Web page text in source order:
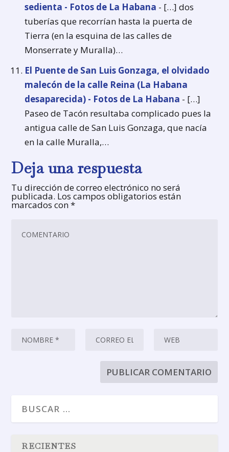
sedienta - Fotos de La Habana - […] dos
tuberías que recorrían hasta la puerta de
Tierra (en la esquina de las calles de
Monserrate y Muralla)…
El Puente de San Luis Gonzaga, el olvidado
malecón de la calle Reina (La Habana
desaparecida) - Fotos de La Habana - […]
Paseo de Tacón resultaba complicado pues la
antigua calle de San Luis Gonzaga, que nacía
en la calle Muralla,…
Deja una respuesta
Tu dirección de correo electrónico no será
publicada. Los campos obligatorios están
marcados con*
RECIENTES